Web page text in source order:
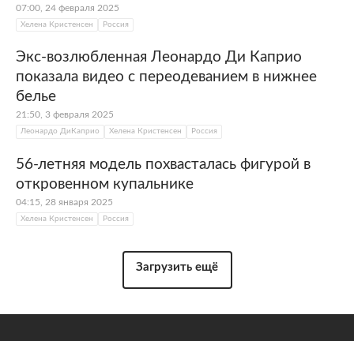
07:00, 24 февраля 2025
Хелена Кристенсен Россия
Экс-возлюбленная Леонардо Ди Каприо
показала видео с переодеванием в нижнее
белье
21:50, 3 февраля 2025
Леонардо ДиКаприо Хелена Кристенсен Россия
56-летняя модель похвасталась фигурой в
откровенном купальнике
04:15, 28 января 2025
Хелена Кристенсен Россия
Загрузить ещё